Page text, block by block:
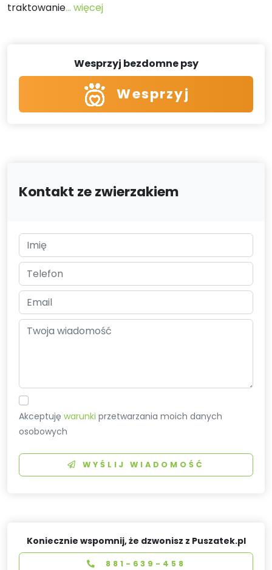
traktowanie... więcej
Wesprzyj bezdomne psy
Wesprzyj
Kontakt ze zwierzakiem
Akceptujęwarunki przetwarzania moich danych
osobowych
WYŚLIJ WIADOMOŚĆ
Koniecznie wspomnij, że dzwonisz z Puszatek.pl
881-639-458